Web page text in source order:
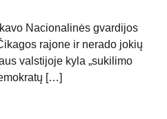
Nacionalinės gvardijos
rajone ir nerado jokių
valstijoje kyla „sukilimo
[…]